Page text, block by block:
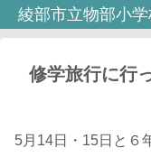
綾部市立物部小学
修学旅行に行
5月14日・15日と６